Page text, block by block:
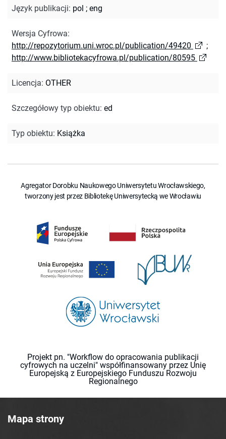
Język publikacji: pol ; eng
Wersja Cyfrowa:
http://repozytorium.uni.wroc.pl/publication/49420
;
http://www.bibliotekacyfrowa.pl/publication/80595
Licencja: OTHER
Szczegółowy typ obiektu: ed
Typ obiektu: Książka
Agregator Dorobku Naukowego Uniwersytetu Wrocławskiego,
tworzony jest przez Bibliotekę Uniwersytecką we Wrocławiu
Projekt pn. "Workflow do opracowania publikacji
cyfrowych na uczelni" współfinansowany przez Unię
Europejską z Europejskiego Funduszu Rozwoju
Regionalnego
Mapa strony